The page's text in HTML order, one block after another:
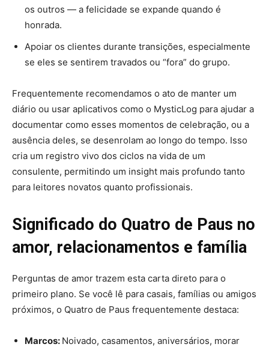
os outros — a felicidade se expande quando é
honrada.
Apoiar os clientes durante transições, especialmente
se eles se sentirem travados ou “fora” do grupo.
Frequentemente recomendamos o ato de manter um
diário ou usar aplicativos como o MysticLog para ajudar a
documentar como esses momentos de celebração, ou a
ausência deles, se desenrolam ao longo do tempo. Isso
cria um registro vivo dos ciclos na vida de um
consulente, permitindo um insight mais profundo tanto
para leitores novatos quanto profissionais.
Significado do Quatro de Paus no
amor, relacionamentos e família
Perguntas de amor trazem esta carta direto para o
primeiro plano. Se você lê para casais, famílias ou amigos
próximos, o Quatro de Paus frequentemente destaca:
Marcos: Noivado, casamentos, aniversários, morar